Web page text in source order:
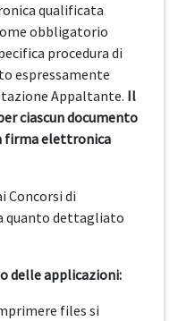
qualificata
obbligatorio
procedura di
espressamente
Appaltante. Il
ciascun documento
firma elettronica
Concorsi di
quanto dettagliato
delle applicazioni:
files si